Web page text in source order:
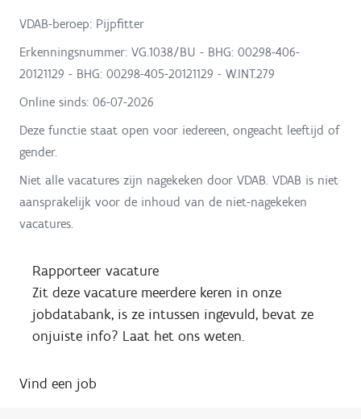
VDAB-beroep: Pijpfitter
Erkenningsnummer: VG.1038/BU - BHG: 00298-406-
20121129 - BHG: 00298-405-20121129 - W.INT.279
Online sinds: 06-07-2026
Deze functie staat open voor iedereen, ongeacht leeftijd of
gender.
Niet alle vacatures zijn nagekeken door VDAB. VDAB is niet
aansprakelijk voor de inhoud van de niet-nagekeken
vacatures.
Rapporteer vacature
Zit deze vacature meerdere keren in onze
jobdatabank, is ze intussen ingevuld, bevat ze
onjuiste info? Laat het ons weten.
Vind een job